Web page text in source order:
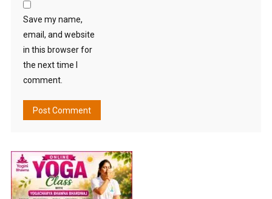
Save my name,
email, and website
in this browser for
the next time I
comment.